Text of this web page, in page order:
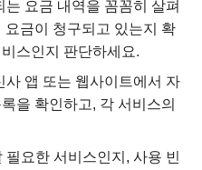
는 요금 내역을 꼼꼼히 살펴
요금이 청구되고 있는지 확
스인지 판단하세요.
사 앱 또는 웹사이트에서 자
을 확인하고, 각 서비스의
필요한 서비스인지, 사용 빈